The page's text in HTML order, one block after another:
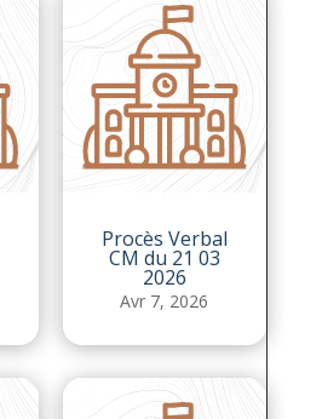
Procès Verbal
CM du 21 03
2026
Avr 7, 2026